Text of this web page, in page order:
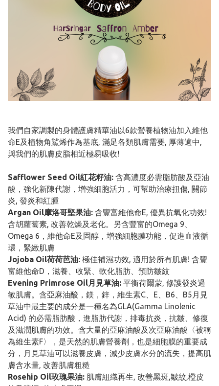
我們自家調製的身體護膚精華油以6款營養植物油加入維他
命E及植物角鯊烯作為基底, 滿足各類肌膚需要, 厚薄適中,
與我們的肌膚皮脂相近極易吸收!
Safflower Seed Oil紅花籽油: 含高濃度必需脂肪酸及亞油
酸，強化新陳代謝，增強細胞活力，可幫助治療扭傷, 關節
炎, 發炎和紅腫
Argan Oil摩洛哥堅果油: 含豐富維他命E, 優異抗氧化功效!
含胡蘿蔔素, 改善乾燥及老化。另含豐富的Omega 9、
Omega 6，維他命E及固醇，增強細胞膜功能，促進血液循
環，緊緻肌膚
Jojoba Oil荷荷芭油: 極佳補濕功效, 適用於所有肌膚! 含豐
富維他命D，滋養、收緊、軟化脂肪、預防皺紋
Evening Primrose Oil月見草油: 平衡荷爾蒙, 修護發炎過
敏肌膚。含亞麻油酸，鎂，鋅，維生素C、E、B6、B5月見
草油中最主要的成分是一種名為GLA(Gamma Linolenic
Acid) 的必需脂肪酸，進脂肪代謝，排毒抗炎，抗皺、修復
及滋潤肌膚的功效。含大量的亞麻油酸及次亞麻油酸〈被稱
為維生素F〉，是天然的肌膚營養劑，也是細胞膜的重要成
分，月見草油可以滋養皮膚，減少皮膚水分的流失，提高肌
膚含水量, 改善肌膚粗糙
Rosehip Oil玫瑰果油: 肌膚組織再生, 改善黑斑,皺紋,橙皮